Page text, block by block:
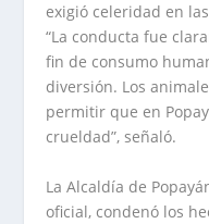
exigió celeridad en
“La conducta fue
fin de consumo
diversión. Los
permitir que en
crueldad”, señaló.
La Alcaldía de
oficial, condenó los